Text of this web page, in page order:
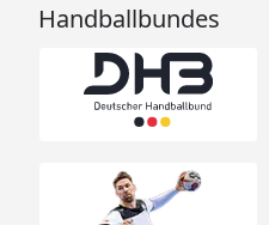
Handballbundes